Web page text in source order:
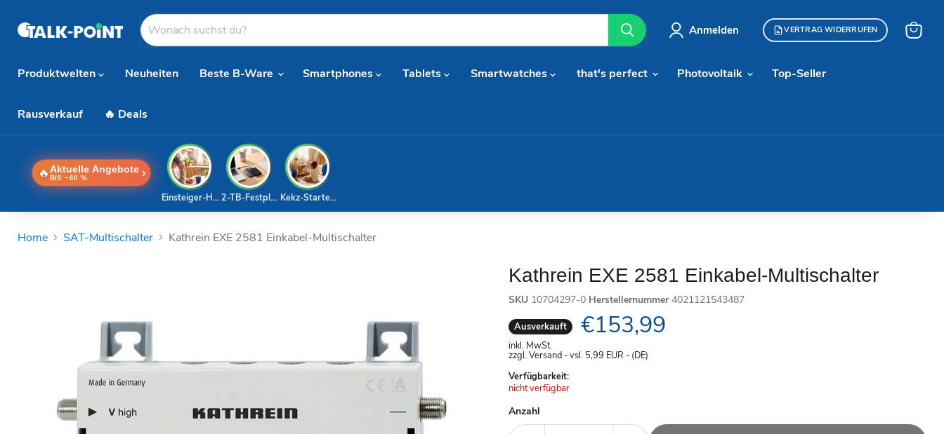
Anmelden VERTRAG WIDERRUFEN
Produktwelten
Neuheiten Beste B-Ware Smartphones Tablets Smartwatches that's perfect Photovoltaik Top-Seller
Rausverkauf 🔥 Deals
🔥 Aktuelle Angebote
BIS −60 % ›
Kekz-Starterset
2-TB-Festplatte
Einsteiger-Handy
Home SAT-Multischalter Kathrein EXE 2581 Einkabel-Multischalter
Kathrein EXE 2581 Einkabel-Multischalter
SKU 10704297-0 Herstellernummer 4021121543487
Ausverkauft Aktueller Preis
€153,99
inkl. MwSt.
zzgl. Versand - vsl. 5,99 EUR - (DE)
Verfügbarkeit:
Achtung:
nicht verfügbar
Anzahl